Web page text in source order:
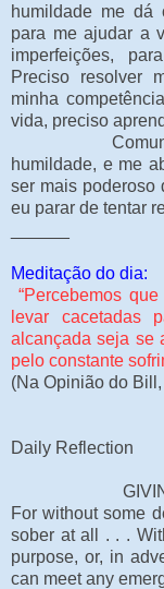
humildade me dá
para me ajudar a
imperfeições,
Preciso resolver
minha
vida, preciso
Comunhão
humildade, e me
ser mais poderoso
eu parar de tentar
Meditação do dia:
“Percebemos
levar cacetadas
alcançada seja se
pelo constante
(Na Opinião do
Daily Reflection
For without some
sober at all . . .
purpose, or, in
can meet any